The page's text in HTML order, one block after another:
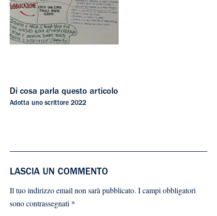
Di cosa parla questo articolo
Adotta uno scrittore 2022
LASCIA UN COMMENTO
Il tuo indirizzo email non sarà pubblicato. I campi obbligatori
sono contrassegnati *